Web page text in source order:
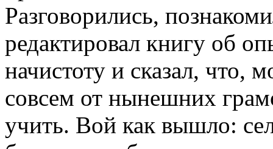
Разговорились,
редактировал книгу об
начистоту и сказал, что,
совсем от нынешних
учить. Вой как вышло: